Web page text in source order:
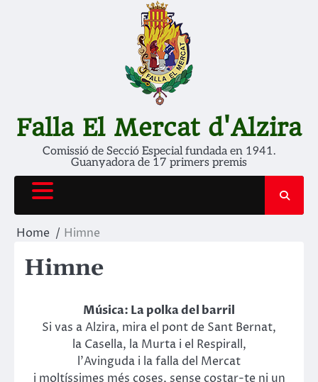
Falla El Mercat d'Alzira
Comissió de Secció Especial fundada en 1941.
Guanyadora de 17 primers premis
Home Himne
Himne
Música: La polka del barril
Si vas a Alzira, mira el pont de Sant Bernat,
la Casella, la Murta i el Respirall,
l’Avinguda i la falla del Mercat
i moltíssimes més coses, sense costar-te ni un